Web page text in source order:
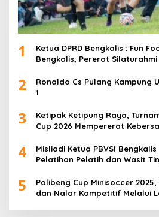
1
Ketua DPRD Bengkalis : Fun
Bengkalis, Pererat
2
Ronaldo Cs Pulang Kampung
1
3
Ketipak Ketipung Raya,
Cup 2026 Mempererat
4
Misliadi Ketua PBVSI
Pelatihan Pelatih dan Wasit
5
Polibeng Cup Minisoccer
dan Nalar Kompetitif Melalui